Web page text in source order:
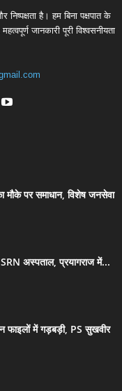
है। हम बिना पक्षपात के
जानकारी पूरी विश्वसनीयता
मौके पर समाधान, विशेष जनसेवा
अस्पताल, प्रयागराज में...
फाइलों में गड़बड़ी, PS सुखवीर